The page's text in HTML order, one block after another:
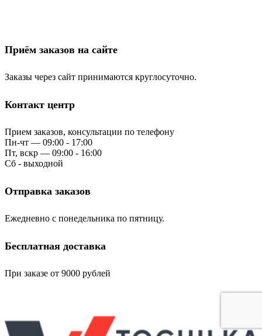
Приём заказов на сайте
Заказы через сайт принимаются круглосуточно.
Контакт центр
Прием заказов, консультации по телефону
Пн-чт — 09:00 - 17:00
Пт, вскр — 09:00 - 16:00
Сб - выходной
Отправка заказов
Ежедневно с понедельника по пятницу.
Бесплатная доставка
При заказе от 9000 рублей